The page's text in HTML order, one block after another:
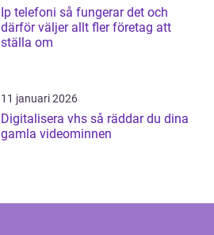
Ip telefoni så fungerar det och
därför väljer allt fler företag att
ställa om
11 januari 2026
Digitalisera vhs så räddar du dina
gamla videominnen